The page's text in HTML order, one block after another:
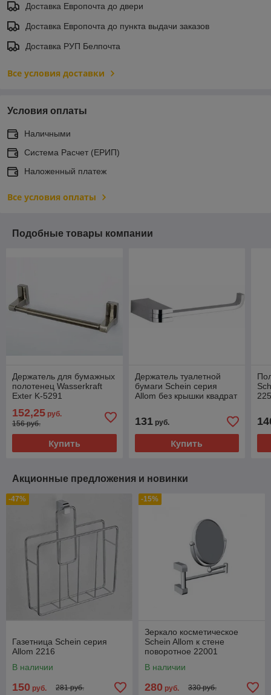
Доставка Европочта до двери
Доставка Европочта до пункта выдачи заказов
Доставка РУП Белпочта
Все условия доставки
Условия оплаты
Наличными
Система Расчет (ЕРИП)
Наложенный платеж
Все условия оплаты
Подобные товары компании
Держатель для бумажных
полотенец Wasserkraft
Exter K-5291
152,25 руб.
156 руб.
Купить
Держатель туалетной
бумаги Schein серия
Allom без крышки квадрат
131руб.
Купить
Акционные предложения и новинки
-47%
Газетница Schein серия
Allom 2216
В наличии
150 руб. 281 руб.
-15%
Зеркало косметическое
Schein Allom к стене
поворотное 22001
В наличии
280 руб. 330 руб.